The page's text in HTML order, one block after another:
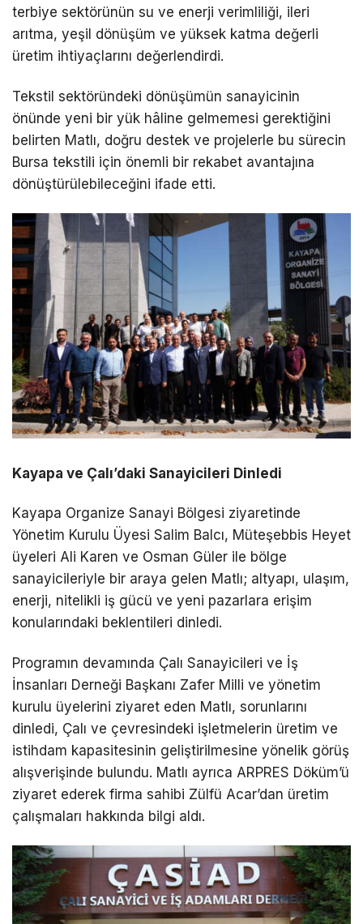
terbiye sektörünün su ve enerji verimliliği, ileri
arıtma, yeşil dönüşüm ve yüksek katma değerli
üretim ihtiyaçlarını değerlendirdi.
Tekstil sektöründeki dönüşümün sanayicinin
önünde yeni bir yük hâline gelmemesi gerektiğini
belirten Matlı, doğru destek ve projelerle bu sürecin
Bursa tekstili için önemli bir rekabet avantajına
dönüştürülebileceğini ifade etti.
Kayapa ve Çalı’daki Sanayicileri Dinledi
Kayapa Organize Sanayi Bölgesi ziyaretinde
Yönetim Kurulu Üyesi Salim Balcı, Müteşebbis Heyet
üyeleri Ali Karen ve Osman Güler ile bölge
sanayicileriyle bir araya gelen Matlı; altyapı, ulaşım,
enerji, nitelikli iş gücü ve yeni pazarlara erişim
konularındaki beklentileri dinledi.
Programın devamında Çalı Sanayicileri ve İş
İnsanları Derneği Başkanı Zafer Milli ve yönetim
kurulu üyelerini ziyaret eden Matlı, sorunlarını
dinledi, Çalı ve çevresindeki işletmelerin üretim ve
istihdam kapasitesinin geliştirilmesine yönelik görüş
alışverişinde bulundu. Matlı ayrıca ARPRES Döküm’ü
ziyaret ederek firma sahibi Zülfü Acar’dan üretim
çalışmaları hakkında bilgi aldı.